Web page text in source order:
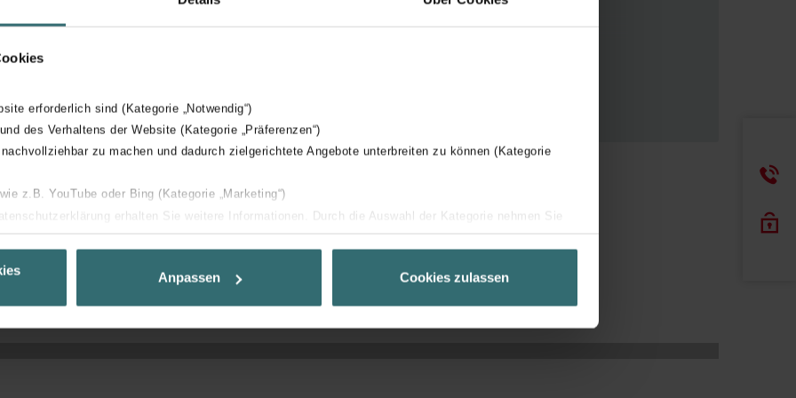
erforderlich sind (Kategorie „Notwendig“)
des Verhaltens der Website (Kategorie „Präferenzen“)
zu machen und dadurch zielgerichtete Angebote unterbreiten zu können (Kategorie
z.B. YouTube oder Bing (Kategorie „Marketing“)
erhalten Sie weitere Informationen. Durch die Auswahl der Kategorie nehmen Sie
die bestmögliche Nutzererfahrung zu ermöglichen und Ihnen maßgeschneiderte Informationen
Verfügung zu stellen. Alle Einwilligungen können Sie selbstverständlich über einen Link in der
Anpassen Cookies zulassen
in te regelen systeem vanwege intuïtieve regeling met touchscreen
door langdurige productgarantie
unit met warmteterugwinning en originele Zehnder filters (comform de luchtfilternorm ISO
en een maximale hygiëne
BMS systeem: enkel gegevens uitlezen, geen mogelijkheid tot schrijven
mogelijk om bedieningen en senoren draadloos aan te sluiten